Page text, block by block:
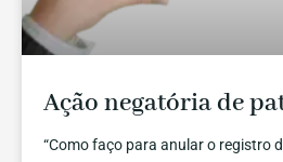
Ação negatória de
“Como faço para anular o registro